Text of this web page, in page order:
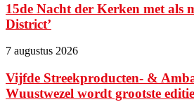
15de Nacht der Kerken met als
District’
7 augustus 2026
Vijfde Streekproducten- &
Wuustwezel wordt grootste